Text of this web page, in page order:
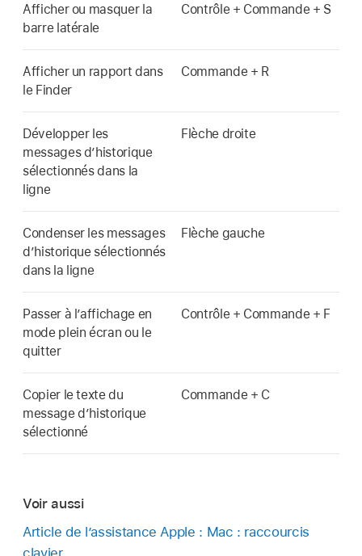
Afficher ou masquer la
barre latérale
Contrôle + Commande + S
Afficher un rapport dans
le Finder
Commande + R
Développer les
messages d’historique
sélectionnés dans la
ligne
Flèche droite
Condenser les messages
d’historique sélectionnés
dans la ligne
Flèche gauche
Passer à l’affichage en
mode plein écran ou le
quitter
Contrôle + Commande + F
Copier le texte du
message d’historique
sélectionné
Commande + C
Voir aussi
Article de l’assistance Apple : Mac : raccourcis
clavier